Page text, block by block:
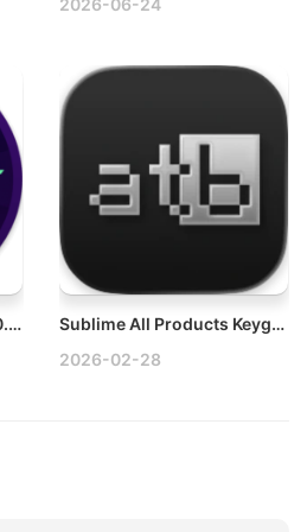
2026-06-24
Sayonara Wild Hearts v1.0.2 Mac再见狂野之心音乐节奏游戏
Sublime All Products Keygen v1.0.0 Mac Sublime序列号生成器注册器
2026-02-28